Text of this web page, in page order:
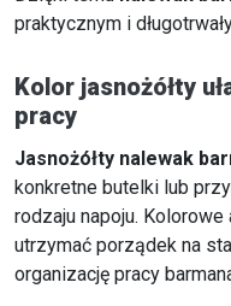
praktycznym i
Kolor jasnożółty
pracy
Jasnożółty nalewak
konkretne butelki lub
rodzaju napoju.
utrzymać porządek na
organizację pracy